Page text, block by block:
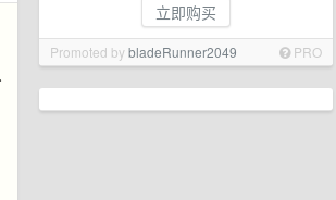
立即购买
Promoted bybladeRunner2049 PRO